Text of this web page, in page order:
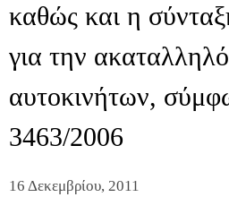
καθώς και η
για την
αυτοκινήτων,
3463/2006
16 Δεκεμβρίου, 2011